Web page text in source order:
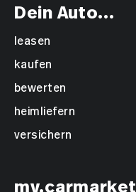
Dein Auto...
leasen
kaufen
bewerten
heimliefern
versichern
my.carmarket